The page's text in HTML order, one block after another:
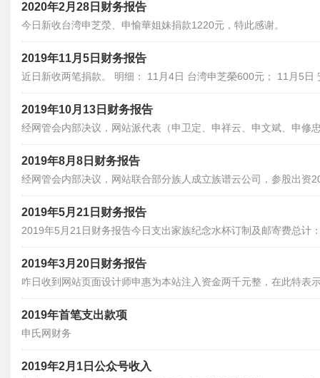
2020年2月28日财务报告
今日新收台湾申芝滎、申愉華姐妹捐款1220元，特此感谢。
2019年11月5日财务报告
近日新收两笔捐款。 明细： 11月4日 台湾申芝榮600元； 11月5日 安徽界首申自运20元。 总计
620元。
2019年10月13日财务报告
经网管会内部决议，网站派代表（申卫定、申祥云、申文斌、申修
（2019年10月9～13日）开支，五人路费及部分食用费支出3710元
2019年8月8日财务报告
经网管会内部决议，网站联合部分族人成立族谱云公司，参股出资
占公司股份20%。上期余额19936.59-20000=-63.41元。
2019年5月21日财务报告
2019年5月21日财务报告今日支出家族纪念水杯订制及邮寄费总计
费410元。）上期余额21476.59元-1540元=19936.59元。
2019年3月20日财务报告
咋日收到网站页面设计师申惠为本站注入资金两千元整，在此特表
19476.59=21476.59元。网站现有备用资金贰万壹千肆佰柒拾陆点
2019年首笔支出款项
申氏网财务
2019年2月1日公众号收入